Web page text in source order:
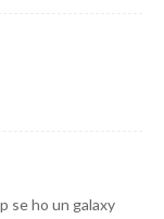
se ho un galaxy